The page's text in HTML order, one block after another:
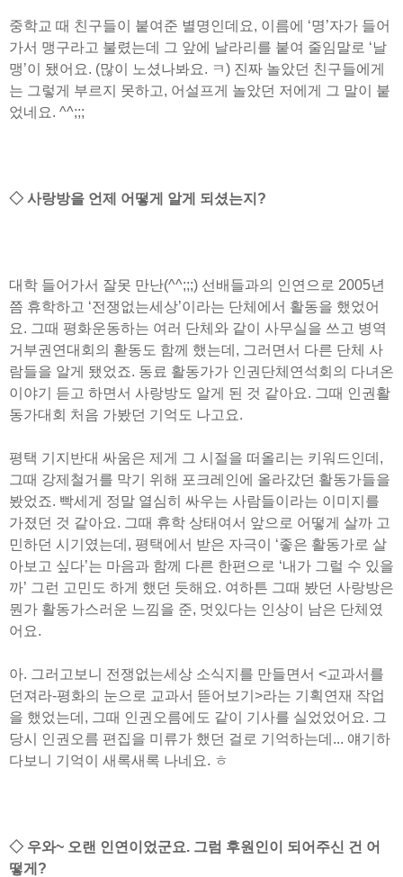
중학교 때 친구들이 붙여준 별명인데요, 이름에 ‘명’자가 들어
가서 맹구라고 불렸는데 그 앞에 날라리를 붙여 줄임말로 ‘날
맹’이 됐어요. (많이 노셨나봐요. ㅋ) 진짜 놀았던 친구들에게
는 그렇게 부르지 못하고, 어설프게 놀았던 저에게 그 말이 붙
었네요. ^^;;;
◇ 사랑방을 언제 어떻게 알게 되셨는지?
대학 들어가서 잘못 만난(^^;;;) 선배들과의 인연으로 2005년
쯤 휴학하고 ‘전쟁없는세상’이라는 단체에서 활동을 했었어
요. 그때 평화운동하는 여러 단체와 같이 사무실을 쓰고 병역
거부권연대회의 홛동도 함께 했는데, 그러면서 다른 단체 사
람들을 알게 됐었죠. 동료 활동가가 인권단체연석회의 다녀온
이야기 듣고 하면서 사랑방도 알게 된 것 같아요. 그때 인권활
동가대회 처음 가봤던 기억도 나고요.
평택 기지반대 싸움은 제게 그 시절을 떠올리는 키워드인데,
그때 강제철거를 막기 위해 포크레인에 올라갔던 활동가들을
봤었죠. 빡세게 정말 열심히 싸우는 사람들이라는 이미지를
가졌던 것 같아요. 그때 휴학 상태여서 앞으로 어떻게 살까 고
민하던 시기였는데, 평택에서 받은 자극이 ‘좋은 활동가로 살
아보고 싶다’는 마음과 함께 다른 한편으로 ‘내가 그럴 수 있을
까’ 그런 고민도 하게 했던 듯해요. 여하튼 그때 봤던 사랑방은
뭔가 활동가스러운 느낌을 준, 멋있다는 인상이 남은 단체였
어요.
아. 그러고보니 전쟁없는세상 소식지를 만들면서 <교과서를
던져라-평화의 눈으로 교과서 뜯어보기>라는 기획연재 작업
을 했었는데, 그때 인권오름에도 같이 기사를 실었었어요. 그
당시 인권오름 편집을 미류가 했던 걸로 기억하는데... 얘기하
다보니 기억이 새록새록 나네요. ㅎ
◇ 우와~ 오랜 인연이었군요. 그럼 후원인이 되어주신 건 어
떻게?